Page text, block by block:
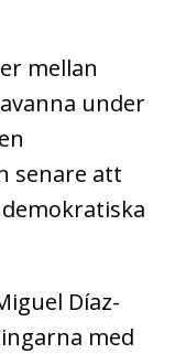
mellan
under
senare att
Díaz-
med